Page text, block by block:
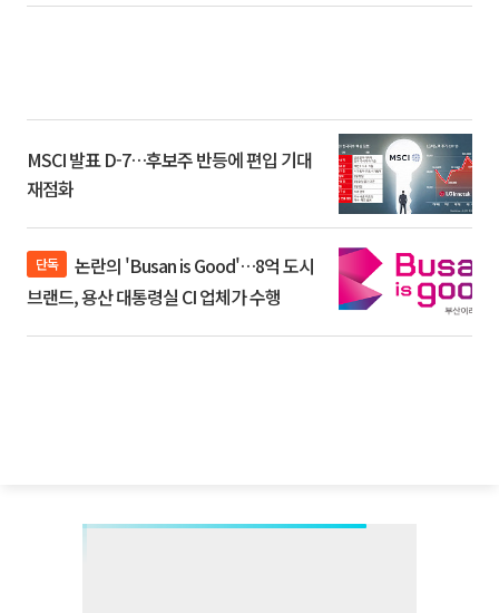
MSCI 발표 D-7…후보주 반등에 편입 기대
재점화
단독
브랜드, 용산 대통령실 CI 업체가 수행